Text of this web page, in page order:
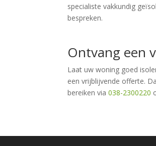
specialiste vakkundig
bespreken.
Ontvang een
Laat uw woning goed
een vrijblijvende offerte.
bereiken via038-2300220